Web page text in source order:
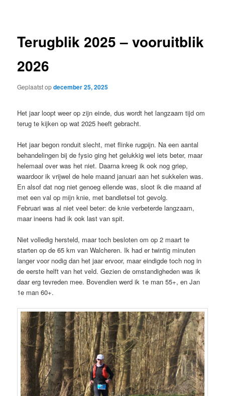
Terugblik 2025 – vooruitblik
2026
Geplaatst opdecember 25, 2025
Het jaar loopt weer op zijn einde, dus wordt het langzaam tijd om
terug te kijken op wat 2025 heeft gebracht.
Het jaar begon ronduit slecht, met flinke rugpijn. Na een aantal
behandelingen bij de fysio ging het gelukkig wel iets beter, maar
helemaal over was het niet. Daarna kreeg ik ook nog griep,
waardoor ik vrijwel de hele maand januari aan het sukkelen was.
En alsof dat nog niet genoeg ellende was, sloot ik die maand af
met een val op mijn knie, met bandletsel tot gevolg.
Februari was al niet veel beter: de knie verbeterde langzaam,
maar ineens had ik ook last van spit.
Niet volledig hersteld, maar toch besloten om op 2 maart te
starten op de 65 km van Walcheren. Ik had er twintig minuten
langer voor nodig dan het jaar ervoor, maar eindigde toch nog in
de eerste helft van het veld. Gezien de omstandigheden was ik
daar erg tevreden mee. Bovendien werd ik 1e man 55+, en Jan
1e man 60+.